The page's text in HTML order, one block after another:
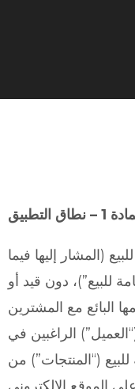
1 – نطاق التطبيق
(المشار إليها فيما
للبيع”)، دون قيد أو
البائع مع المشترين
الراغبين في
(“المنتجات”) من